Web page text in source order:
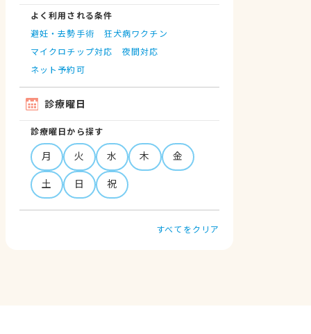
よく利用される条件
避妊・去勢手術
狂犬病ワクチン
マイクロチップ対応
夜間対応
ネット予約可
診療曜日
診療曜日から探す
月 火 水 木
金
土
日 祝
すべてをクリア